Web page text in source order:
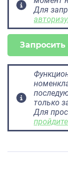
Для
только
Для